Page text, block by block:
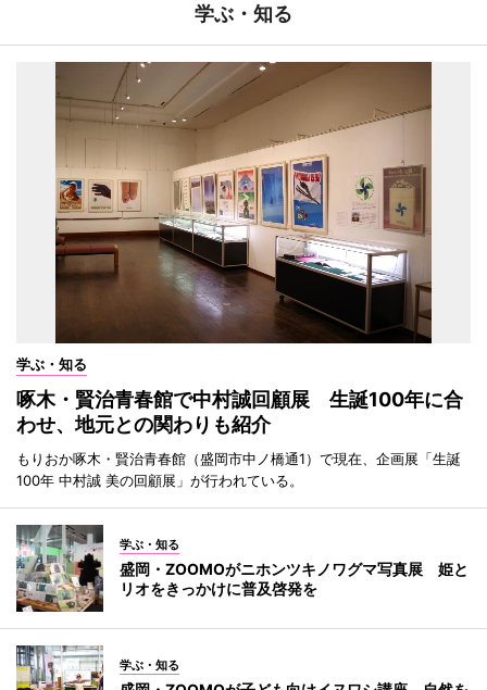
学ぶ・知る
学ぶ・知る
啄木・賢治青春館で中村誠回顧展 生誕100年に合
わせ、地元との関わりも紹介
もりおか啄木・賢治青春館（盛岡市中ノ橋通1）で現在、企画展「生誕
100年 中村誠 美の回顧展」が行われている。
学ぶ・知る
盛岡・ZOOMOがニホンツキノワグマ写真展 姫と
リオをきっかけに普及啓発を
学ぶ・知る